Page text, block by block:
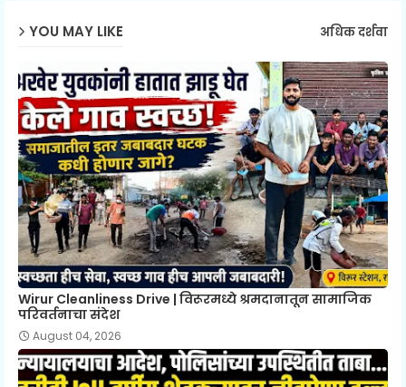
YOU MAY LIKE अधिक दर्शवा
Wirur Cleanliness Drive | विरूरमध्ये श्रमदानातून सामाजिक
परिवर्तनाचा संदेश
August 04, 2026